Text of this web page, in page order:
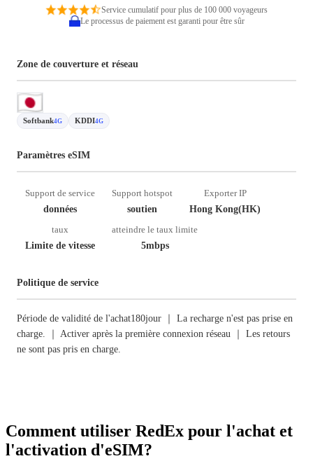
Service cumulatif pour plus de 100 000 voyageurs
Le processus de paiement est garanti pour être sûr
Zone de couverture et réseau
Softbank4G KDDI4G
Paramètres eSIM
Support de service
données
Support hotspot
soutien
Exporter IP
Hong Kong(HK)
taux
Limite de vitesse
atteindre le taux limite
5mbps
Politique de service
Période de validité de l'achat180jour ｜ La recharge n'est pas prise en
charge. ｜ Activer après la première connexion réseau ｜ Les retours
ne sont pas pris en charge.
Comment utiliser RedEx pour l'achat et
l'activation d'eSIM?